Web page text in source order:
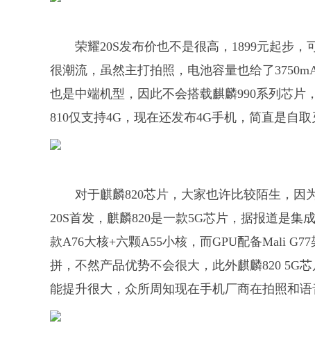
荣耀20S发布价也不是很高，1899元起步
很潮流，虽然主打拍照，电池容量也给了
也是中端机型，因此不会搭载麒麟990系列芯片
810仅支持4G，现在还发布4G手机，简直是自
对于麒麟820芯片，大家也许比较陌生，因
20S首发，麒麟820是一款5G芯片，据报道是集
款A76大核+六颗A55小核，而GPU配备Mali
拼，不然产品优势不会很大，此外麒麟820 5G
能提升很大，众所周知现在手机厂商在拍照和语